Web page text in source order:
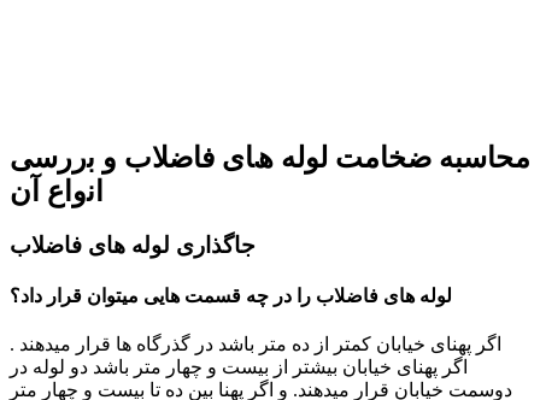
محاسبه ضخامت لوله ھﺎی ﻓﺎﺿﻼب و ﺑررﺳﯽ
اﻧواع آن
ﺟﺎﮔﺬاری ﻟﻮﻟﻪ ﻫﺎی ﻓﺎﺿﻼب
لوله های ﻓﺎﺿﻼب را در ﭼﻪ ﻗﺴﻤﺖ ﻫﺎﯾﯽ ﻣﯿﺘﻮان ﻗﺮار داد؟
اﮔﺮ ﭘﻬﻨﺎی ﺧﯿﺎﺑﺎن ﮐﻤﺘﺮ از ده ﻣﺘﺮ ﺑﺎﺷﺪ در ﮔﺬرﮔﺎه ﻫﺎ ﻗﺮار ﻣﯿﺪﻫﻨﺪ .
اﮔﺮ ﭘﻬﻨﺎی ﺧﯿﺎﺑﺎن ﺑﯿﺸﺘﺮ از ﺑﯿﺴﺖ و ﭼﻬﺎر ﻣﺘﺮ ﺑﺎﺷﺪ دو ﻟﻮﻟﻪ در
دوﺳﻤﺖ ﺧﯿﺎﺑﺎن ﻗﺮار ﻣﯿﺪﻫﻨﺪ. و اﮔﺮ ﭘﻬﻨﺎ ﺑﯿﻦ ده ﺗﺎ ﺑﯿﺴﺖ و ﭼﻬﺎر ﻣﺘﺮ